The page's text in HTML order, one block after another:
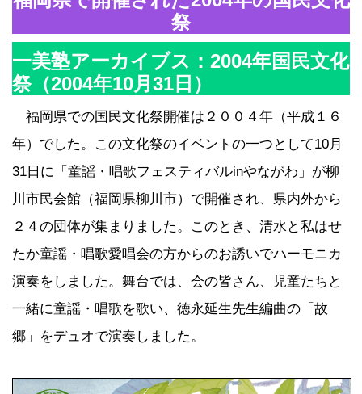
祭
一美塾アーカイブス：2004年国民文化
祭（2004年10月31日）
福岡県での国民文化祭開催は２００４年（平成１６
年）でした。この文化祭のイベントの一つとして10月
31日に「童謡・唱歌フェスティバルinやながわ」が柳
川市民会館（福岡県柳川市）で開催され、県内外から
２４の団体が集まりました。このとき、清水と私はせ
たか童謡・唱歌愛唱会の方からのお誘いでハーモニカ
演奏をしました。舞台では、会の皆さん、児童たちと
一緒に童謡・唱歌を歌い、徳永延生先生編曲の「故
郷」をデュオで演奏しました。